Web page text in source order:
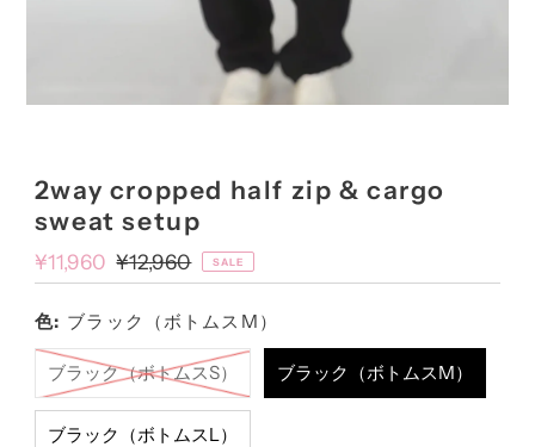
2way cropped half zip & cargo
sweat setup
Sale
price
¥11,960 Sale
price
¥12,960 SALE
色: ブラック（ボトムスM）
ブラック（ボトムスS） ブラック（ボトムスM）
ブラック（ボトムスL）